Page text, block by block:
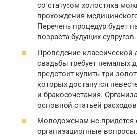
со статусом холостяка
прохождения
Перечень процедур будет
возраста будущих супругов.
Проведение классической
свадьбы требует немалых
предстоит купить три
которых достанутся
и бракосочетания.
основной статьей
Молодоженам не придется
организационные